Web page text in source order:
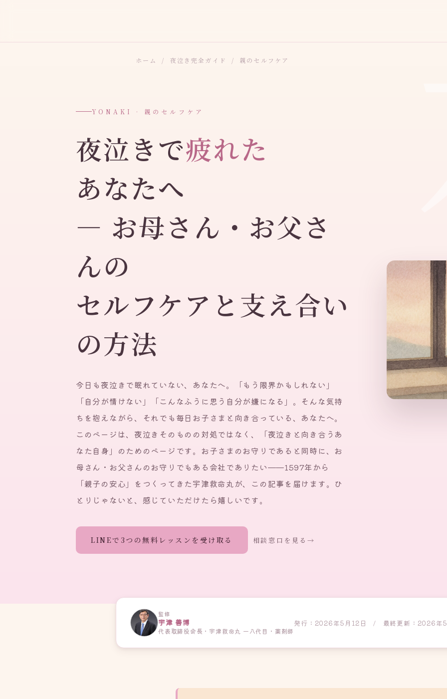
ホーム / 夜泣き完全ガイド / 親のセルフケア
YONAKI · 親のセルフケア
夜泣きで疲れた
あなたへ
— お母さん・お父さ
んの
セルフケアと支え合い
の方法
今日も夜泣きで眠れていない、あなたへ。「もう限界かもしれない」
「自分が情けない」「こんなふうに思う自分が嫌になる」。そんな気持
ちを抱えながら、それでも毎日お子さまと向き合っている、あなたへ。
このページは、夜泣きそのものの対処ではなく、「夜泣きと向き合うあ
なた自身」のためのページです。お子さまのお守りであると同時に、お
母さん・お父さんのお守りでもある会社でありたい——1597年から
「親子の安心」をつくってきた宇津救命丸が、この記事を届けます。ひ
とりじゃないと、感じていただけたら嬉しいです。
LINEで3つの無料レッスンを受け取る 相談窓口を見る
監修
宇津 善博
代表取締役会長・宇津救命丸 一八代目・薬剤師
発行：2026年5月12日 / 最終更新：2026年